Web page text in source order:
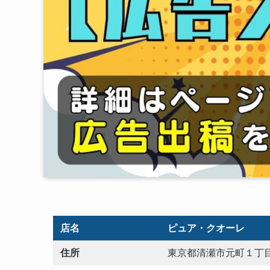
店名 ピュア・クオーレ
住所 東京都清瀬市元町１丁